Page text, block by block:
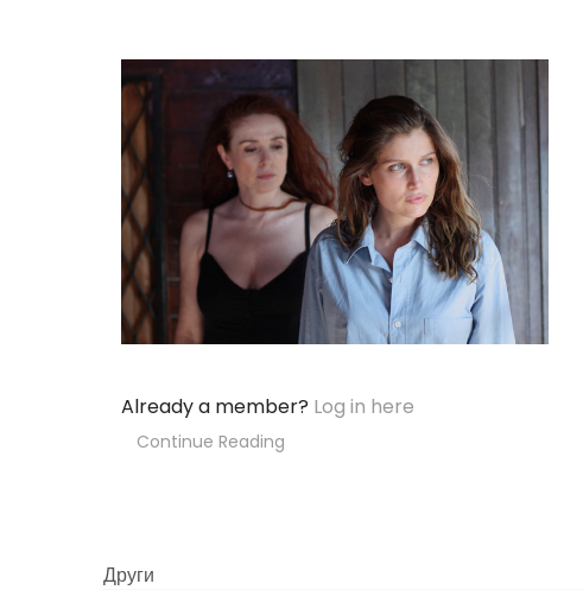
Already a member? Log in here
Continue Reading
Други